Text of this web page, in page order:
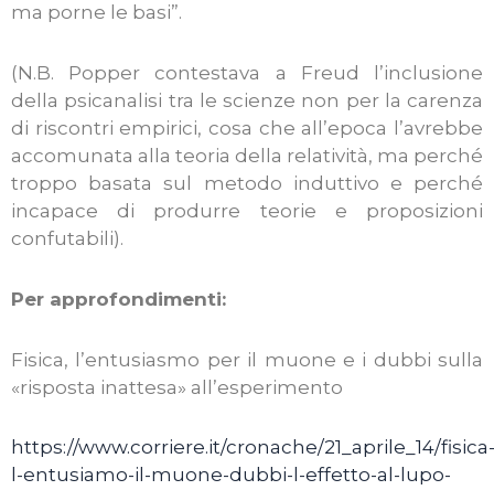
ma porne le basi”.
(N.B. Popper contestava a Freud l’inclusione
della psicanalisi tra le scienze non per la carenza
di riscontri empirici, cosa che all’epoca l’avrebbe
accomunata alla teoria della relatività, ma perché
troppo basata sul metodo induttivo e perché
incapace di produrre teorie e proposizioni
confutabili).
Per approfondimenti:
Fisica, l’entusiasmo per il muone e i dubbi sulla
«risposta inattesa» all’esperimento
https://www.corriere.it/cronache/21_aprile_14/fisica-
l-entusiamo-il-muone-dubbi-l-effetto-al-lupo-